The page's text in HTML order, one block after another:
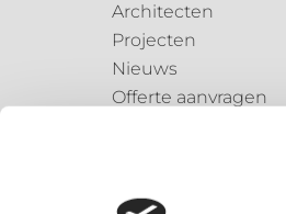
Architecten
Projecten
Nieuws
Offerte aanvragen